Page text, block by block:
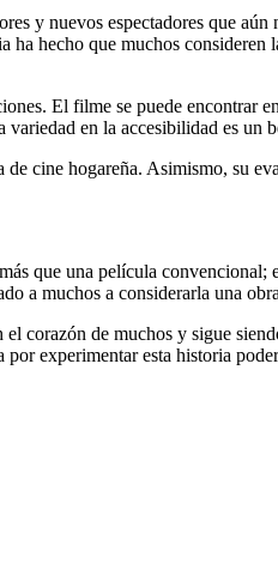
y nuevos espectadores que
hecho que muchos
El filme se puede encontrar
en la accesibilidad es un
cine hogareña. Asimismo, su
que una película
a muchos a considerarla una
corazón de muchos y sigue
experimentar esta historia